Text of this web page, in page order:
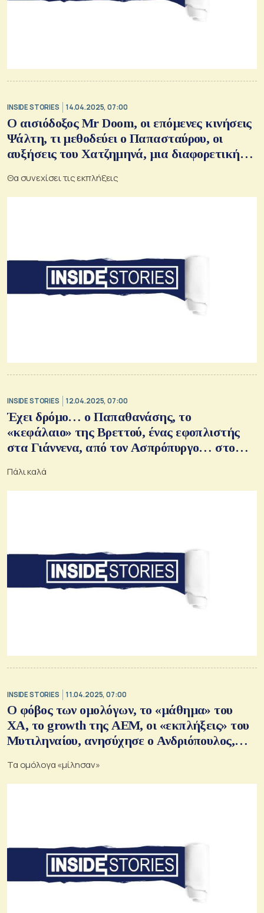
INSIDE STORIES 14.04.2025, 07:00
Ο αισιόδοξος Mr Doom, οι επόμενες κινήσεις
Ψάλτη, τι μεθοδεύει ο Παπασταύρου, οι
αυξήσεις του Χατζημηνά, μια διαφορετική
Θα συνεχίσει τις εκπλήξεις
INSIDE STORIES 12.04.2025, 07:00
Έχει δρόμο… ο Παπαθανάσης, το
«κεφάλαιο» της Βρεττού, ένας εφοπλιστής
στα Γιάννενα, από τον Ασπρόπυργο… στο
αναμνήσεις του Τζαννετάκη
Πάλι καλά
INSIDE STORIES 11.04.2025, 07:00
Ο φόβος των ομολόγων, το «μάθημα» του
ΧΑ, το growth της ΑΕΜ, οι «εκπλήξεις» του
Μυτιληναίου, ανησύχησε ο Ανδριόπουλος,
δωρεές του Μυστακίδη
Τα ομόλογα «μίλησαν»